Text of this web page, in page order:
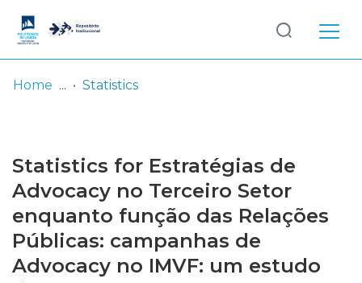
Browse repository
Entities
Log
In
Home Statistics
Statistics for Estratégias de
Advocacy no Terceiro Setor
enquanto função das Relações
Públicas: campanhas de
Advocacy no IMVF: um estudo